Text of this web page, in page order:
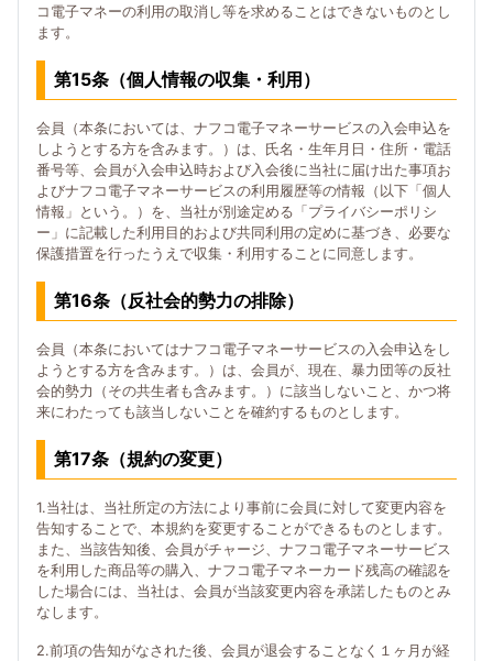
コ電子マネーの利用の取消し等を求めることはできないものとし
ます。
第15条（個人情報の収集・利用）
会員（本条においては、ナフコ電子マネーサービスの入会申込を
しようとする方を含みます。）は、氏名・生年月日・住所・電話
番号等、会員が入会申込時および入会後に当社に届け出た事項お
よびナフコ電子マネーサービスの利用履歴等の情報（以下「個人
情報」という。）を、当社が別途定める「プライバシーポリシ
ー」に記載した利用目的および共同利用の定めに基づき、必要な
保護措置を行ったうえで収集・利用することに同意します。
第16条（反社会的勢力の排除）
会員（本条においてはナフコ電子マネーサービスの入会申込をし
ようとする方を含みます。）は、会員が、現在、暴力団等の反社
会的勢力（その共生者も含みます。）に該当しないこと、かつ将
来にわたっても該当しないことを確約するものとします。
第17条（規約の変更）
1.当社は、当社所定の方法により事前に会員に対して変更内容を
告知することで、本規約を変更することができるものとします。
また、当該告知後、会員がチャージ、ナフコ電子マネーサービス
を利用した商品等の購入、ナフコ電子マネーカード残高の確認を
した場合には、当社は、会員が当該変更内容を承諾したものとみ
なします。
2.前項の告知がなされた後、会員が退会することなく１ヶ月が経